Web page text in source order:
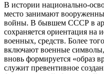
В истории национально-
место занимают
войны. В бывшем СССР в
сохраняется ориентация на
военных, средств. Более
включают военные
вновь формируется «образ
служит превентивное